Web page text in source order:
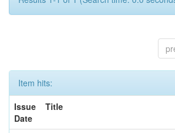
Item hits:
Issue
Date
Title